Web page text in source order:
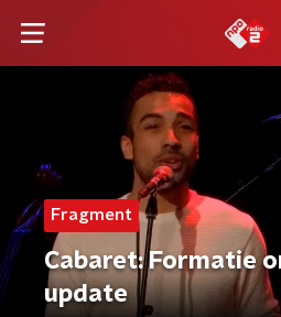
Fragment
Cabaret: Formatie
update